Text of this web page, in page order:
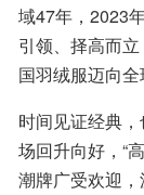
域47年，2023
引领、择高而
国羽绒服迈向全
时间见证经典
场回升向好，“
潮牌广受欢迎，